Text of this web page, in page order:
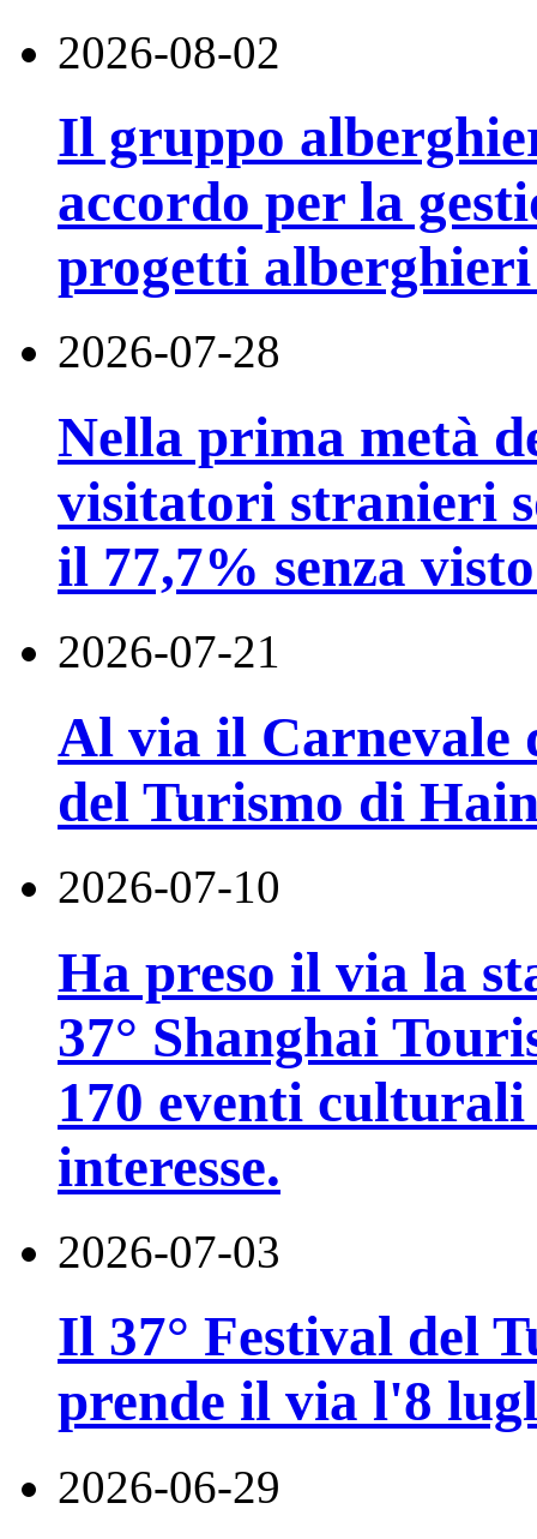
2026-08-02
Il gruppo
accordo per la
progetti
2026-07-28
Nella prima metà
visitatori stranieri
il 77,7% senza
2026-07-21
Al via il Carnevale
del Turismo di
2026-07-10
Ha preso il via la
37° Shanghai
170 eventi
interesse.
2026-07-03
Il 37° Festival del
prende il via l'8
2026-06-29